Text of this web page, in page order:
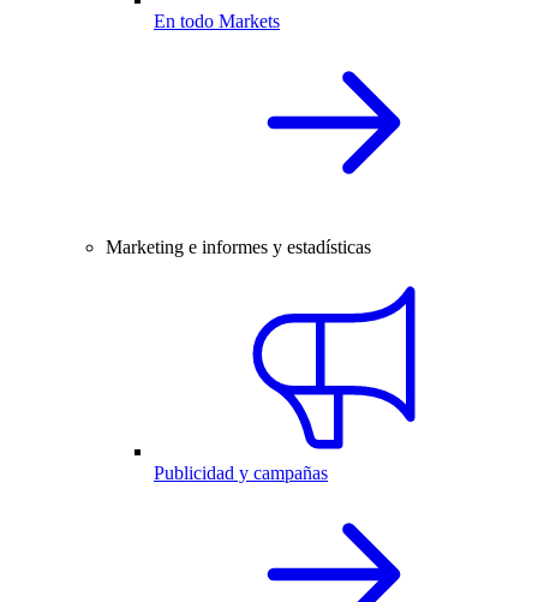
En todo Markets
Marketing e informes y estadísticas
Publicidad y campañas